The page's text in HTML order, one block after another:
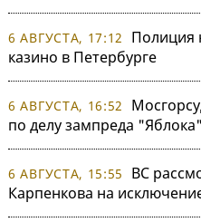
6 АВГУСТА, 17:12
Полиция
казино в Петербурге
6 АВГУСТА, 16:52
по делу зампреда
6 АВГУСТА, 15:55
ВС
Карпенкова на